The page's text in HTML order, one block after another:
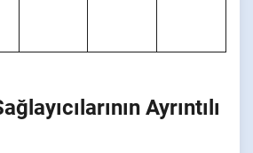
Ayrıntılı